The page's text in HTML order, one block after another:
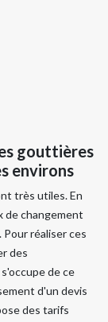
gouttières
environs
très utiles. En
de changement
réaliser ces
des
de ce
d'un devis
des tarifs